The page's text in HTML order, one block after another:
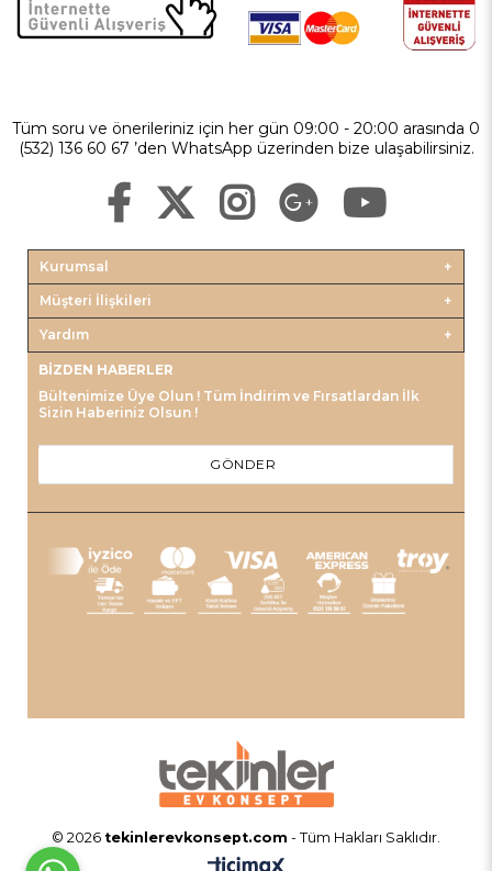
Tüm soru ve önerileriniz için her gün 09:00 - 20:00 arasında 0
(532) 136 60 67 ’den WhatsApp üzerinden bize ulaşabilirsiniz.
Kurumsal
Müşteri İlişkileri
Yardım
BIZDEN HABERLER
Bültenimize Üye Olun ! Tüm İndirim ve Fırsatlardan İlk
Sizin Haberiniz Olsun !
GÖNDER
© 2026 tekinlerevkonsept.com - Tüm Hakları Saklıdır.